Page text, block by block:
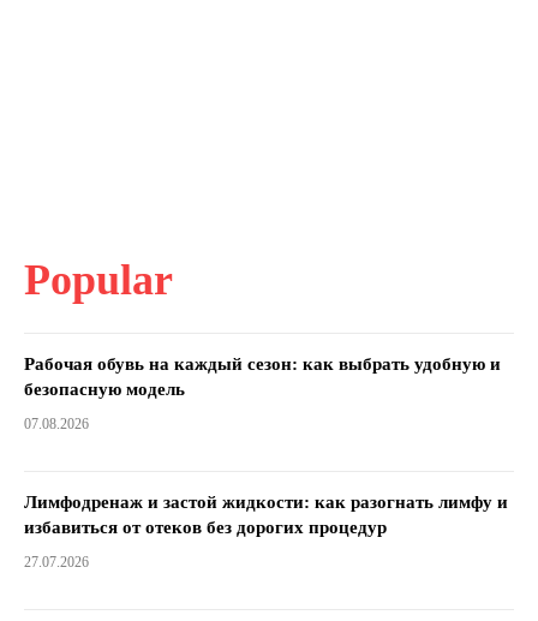
Popular
Рабочая обувь на каждый сезон: как выбрать удобную и
безопасную модель
07.08.2026
Лимфодренаж и застой жидкости: как разогнать лимфу и
избавиться от отеков без дорогих процедур
27.07.2026